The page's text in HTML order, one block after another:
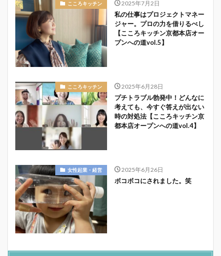
こころキッチン 2025年7月2日
私の仕事はプロジェクトマネー
ジャー。プロの力を借りるべし
【こころキッチン京都本店オー
プンへの道vol.5】
こころキッチン 2025年6月28日
プチトラブル勃発中！どんなに
考えても、今すぐ答えが出ない
時の対処法【こころキッチン京
都本店オープンへの道vol.4】
女性起業・経営 2025年6月26日
ボコボコにされました。笑